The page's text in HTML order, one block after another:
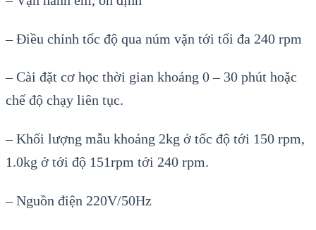
– Điều chỉnh tốc độ qua núm vặn tới tối đa 240 rpm
– Cài đặt cơ học thời gian khoảng 0 – 30 phút hoặc
chế độ chạy liên tục.
– Khối lượng mẫu khoảng 2kg ở tốc độ tới 150 rpm,
1.0kg ở tới độ 151rpm tới 240 rpm.
– Nguồn điện 220V/50Hz